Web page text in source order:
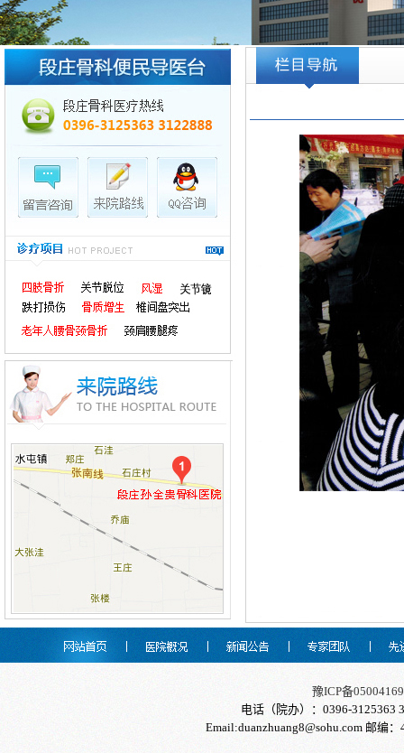
豫ICP备05004169
电话（院办）：0396-3125363
Email:duanzhuang8@sohu.com 邮编